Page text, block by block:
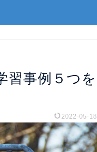
習事例５つを
2022-05-18